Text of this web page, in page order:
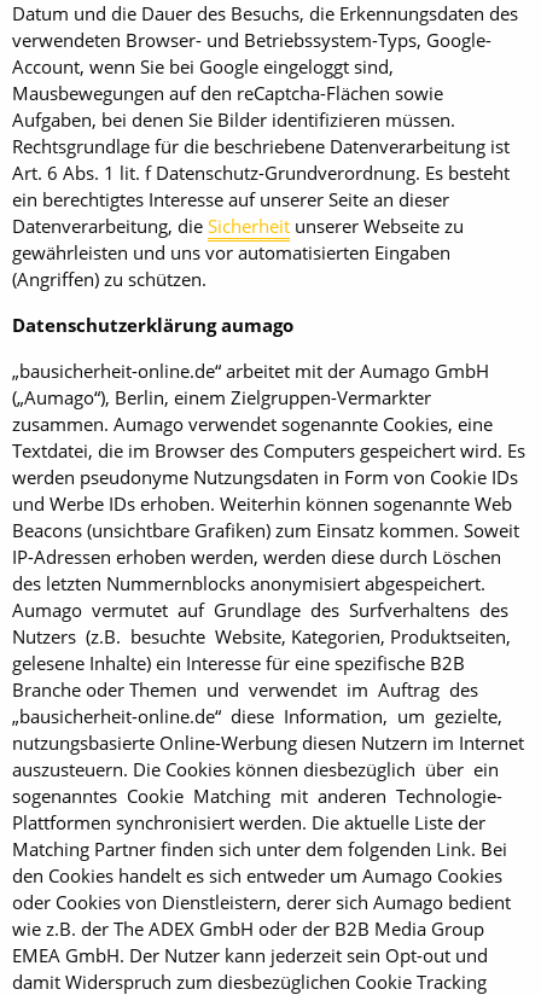
Datum und die Dauer des Besuchs, die Erkennungsdaten des
verwendeten Browser- und Betriebssystem-Typs, Google-
Account, wenn Sie bei Google eingeloggt sind,
Mausbewegungen auf den reCaptcha-Flächen sowie
Aufgaben, bei denen Sie Bilder identifizieren müssen.
Rechtsgrundlage für die beschriebene Datenverarbeitung ist
Art. 6 Abs. 1 lit. f Datenschutz-Grundverordnung. Es besteht
ein berechtigtes Interesse auf unserer Seite an dieser
Datenverarbeitung, die Sicherheit unserer Webseite zu
gewährleisten und uns vor automatisierten Eingaben
(Angriffen) zu schützen.
Datenschutzerklärung aumago
„bausicherheit-online.de“ arbeitet mit der Aumago GmbH
(„Aumago“), Berlin, einem Zielgruppen-Vermarkter
zusammen. Aumago verwendet sogenannte Cookies, eine
Textdatei, die im Browser des Computers gespeichert wird. Es
werden pseudonyme Nutzungsdaten in Form von Cookie IDs
und Werbe IDs erhoben. Weiterhin können sogenannte Web
Beacons (unsichtbare Grafiken) zum Einsatz kommen. Soweit
IP-Adressen erhoben werden, werden diese durch Löschen
des letzten Nummernblocks anonymisiert abgespeichert.
Aumago vermutet auf Grundlage des Surfverhaltens des
Nutzers (z.B. besuchte Website, Kategorien, Produktseiten,
gelesene Inhalte) ein Interesse für eine spezifische B2B
Branche oder Themen und verwendet im Auftrag des
„bausicherheit-online.de“ diese Information, um gezielte,
nutzungsbasierte Online-Werbung diesen Nutzern im Internet
auszusteuern. Die Cookies können diesbezüglich über ein
sogenanntes Cookie Matching mit anderen Technologie-
Plattformen synchronisiert werden. Die aktuelle Liste der
Matching Partner finden sich unter dem folgenden Link. Bei
den Cookies handelt es sich entweder um Aumago Cookies
oder Cookies von Dienstleistern, derer sich Aumago bedient
wie z.B. der The ADEX GmbH oder der B2B Media Group
EMEA GmbH. Der Nutzer kann jederzeit sein Opt-out und
damit Widerspruch zum diesbezüglichen Cookie Tracking